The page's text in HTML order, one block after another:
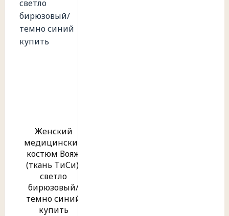
Женский
медицинский
костюм Вояж
(ткань ТиСи),
светло
бирюзовый/
темно синий
купить